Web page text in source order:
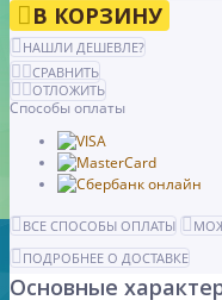
В КОРЗИНУ
НАШЛИ ДЕШЕВЛЕ?
СРАВНИТЬ
ОТЛОЖИТЬ
Способы оплаты
ВСЕ СПОСОБЫ ОПЛАТЫ
ПОДРОБНЕЕ О ДОСТАВКЕ
Основные